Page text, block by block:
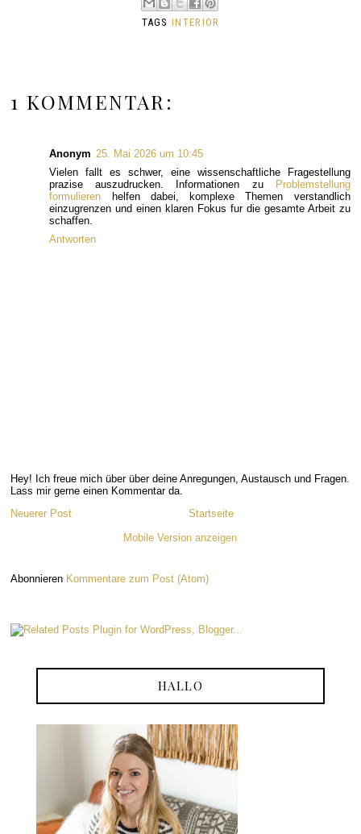
TAGSINTERIOR
1 KOMMENTAR:
Anonym 25. Mai 2026 um 10:45
Vielen fallt es schwer, eine wissenschaftliche Fragestellung
prazise auszudrucken. Informationen zu
Problemstellung
formulieren helfen dabei, komplexe Themen verstandlich
einzugrenzen und einen klaren Fokus fur die gesamte Arbeit zu
schaffen.
Antworten
Hey! Ich freue mich über über deine Anregungen, Austausch und Fragen.
Lass mir gerne einen Kommentar da.
Neuerer Post
Startseite
Mobile Version anzeigen
Abonnieren Kommentare zum Post (Atom)
HALLO